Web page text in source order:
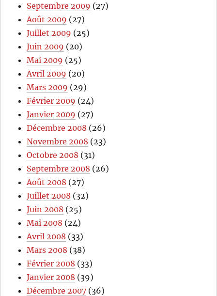
Septembre 2009 (27)
Août 2009 (27)
Juillet 2009 (25)
Juin 2009 (20)
Mai 2009 (25)
Avril 2009 (20)
Mars 2009 (29)
Février 2009 (24)
Janvier 2009 (27)
Décembre 2008 (26)
Novembre 2008 (23)
Octobre 2008 (31)
Septembre 2008 (26)
Août 2008 (27)
Juillet 2008 (32)
Juin 2008 (25)
Mai 2008 (24)
Avril 2008 (33)
Mars 2008 (38)
Février 2008 (33)
Janvier 2008 (39)
Décembre 2007 (36)